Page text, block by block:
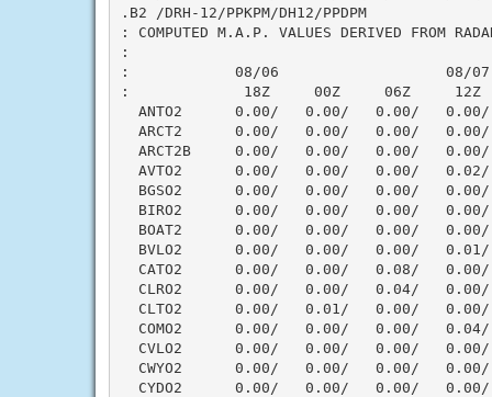
.B2 /DRH-12/PPKPM/DH12/PPDPM
: COMPUTED M.A.P. VALUES DERIVED FROM
:
:            08/06                   08/07
:             18Z     00Z     06Z     12Z
ANTO2      0.00/   0.00/   0.00/
ARCT2      0.00/   0.00/   0.00/
ARCT2B     0.00/   0.00/   0.00/
AVTO2      0.00/   0.00/   0.00/
BGSO2      0.00/   0.00/   0.00/
BIRO2      0.00/   0.00/   0.00/
BOAT2      0.00/   0.00/   0.00/
BVLO2      0.00/   0.00/   0.00/
CATO2      0.00/   0.00/   0.08/
CLRO2      0.00/   0.00/   0.04/
CLTO2      0.00/   0.01/   0.00/
COMO2      0.00/   0.00/   0.00/
CVLO2      0.00/   0.00/   0.00/
CWYO2      0.00/   0.00/   0.00/
CYDO2      0.00/   0.00/   0.00/